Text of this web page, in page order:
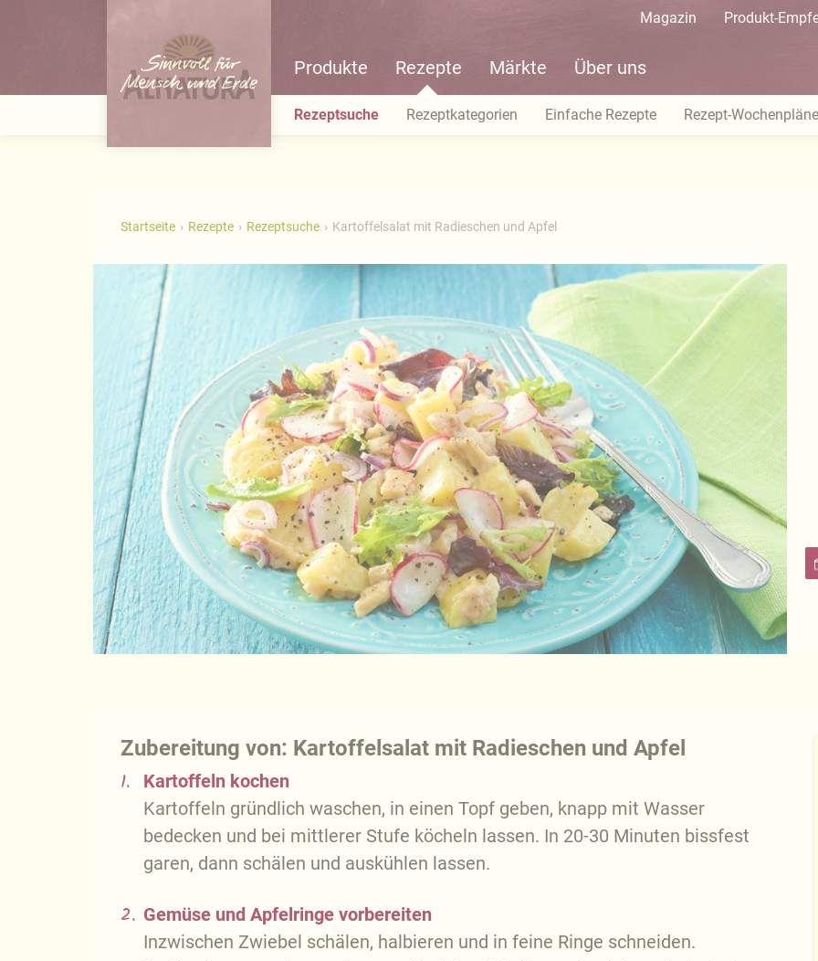
Magazin Produkt-
Produkte Rezepte Märkte Über uns
Rezeptsuche Rezeptkategorien Einfache Rezepte Rezept-Wochenpläne
Startseite Rezepte Rezeptsuche Kartoffelsalat mit Radieschen und Apfel
Zubereitung von: Kartoffelsalat mit Radieschen und Apfel
1.
Kartoffeln kochen
Kartoffeln gründlich waschen, in einen Topf geben, knapp mit Wasser
bedecken und bei mittlerer Stufe köcheln lassen. In 20-30 Minuten bissfest
garen, dann schälen und auskühlen lassen.
2. Gemüse und Apfelringe vorbereiten
Inzwischen Zwiebel schälen, halbieren und in feine Ringe schneiden.